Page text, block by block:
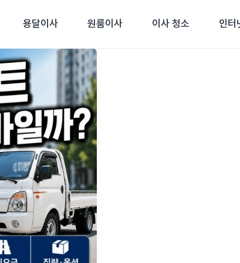
용달이사 원룸이사 이사 청소 인터